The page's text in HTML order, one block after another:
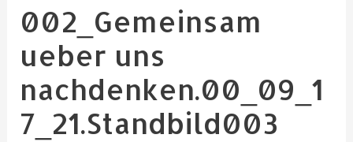
002_Gemeinsam
ueber uns
nachdenken.00_09_1
7_21.Standbild003